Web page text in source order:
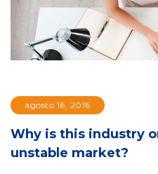
agosto 16, 2016
Why is this industry
unstable market?